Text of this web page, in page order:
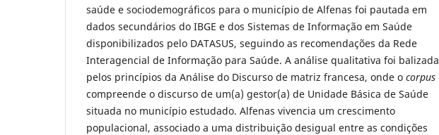
saúde e sociodemográficos para o município de Alfenas foi pautada em
dados secundários do IBGE e dos Sistemas de Informação em Saúde
disponibilizados pelo DATASUS, seguindo as recomendações da Rede
Interagencial de Informação para Saúde. A análise qualitativa foi balizada
pelos princípios da Análise do Discurso de matriz francesa, onde o corpus
compreende o discurso de um(a) gestor(a) de Unidade Básica de Saúde
situada no município estudado. Alfenas vivencia um crescimento
populacional, associado a uma distribuição desigual entre as condições